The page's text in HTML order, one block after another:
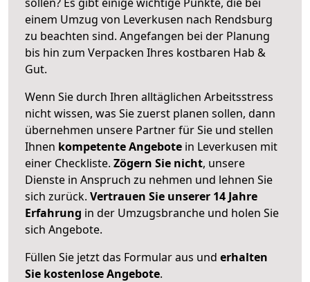
einem Umzug von Leverkusen nach Rendsburg
zu beachten sind. Angefangen bei der Planung
bis hin zum Verpacken Ihres kostbaren Hab &
Gut.
Wenn Sie durch Ihren alltäglichen Arbeitsstress
nicht wissen, was Sie zuerst planen sollen, dann
übernehmen unsere Partner für Sie und stellen
Ihnen kompetente Angebote in Leverkusen mit
einer Checkliste. Zögern Sie nicht, unsere
Dienste in Anspruch zu nehmen und lehnen Sie
sich zurück. Vertrauen Sie unserer 14 Jahre
Erfahrung in der Umzugsbranche und holen Sie
sich Angebote.
Füllen Sie jetzt das Formular aus und erhalten
Sie kostenlose Angebote.